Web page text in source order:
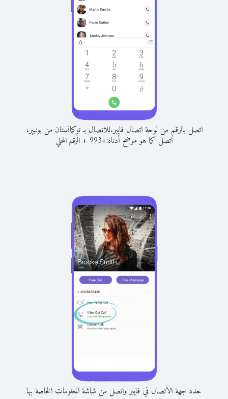
اتصل بالرقم من لوحة اتصال فايبر.للاتصال بـ توكمانستان من بونيير،
اتصل كما هو موضح أدناه:+
993
+الرقم المحلي
حدد جهة الاتصال في فايبر واتصل من شاشة المعلومات الخاصة بها